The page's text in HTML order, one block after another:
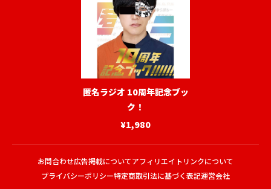
匿名ラジオ 10周年記念ブッ
ク！
¥1,980
お問合わせ広告掲載についてアフィリエイトリンクについて
プライバシーポリシー特定商取引法に基づく表記運営会社